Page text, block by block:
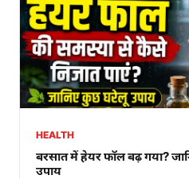
HEALTH
बरसात में हेयर फॉल बढ़ गया?
उपाय